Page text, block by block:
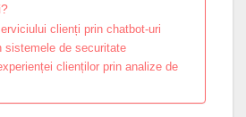
clienți prin chatbot-uri
sistemele de securitate
clienților prin analize de